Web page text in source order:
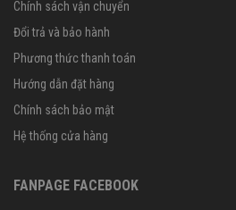
Chính sách vận chuyển
Đổi trả và bảo hành
Phương thức thanh toán
Hướng dẫn đặt hàng
Chính sách bảo mật
Hệ thống cửa hàng
FANPAGE FACEBOOK